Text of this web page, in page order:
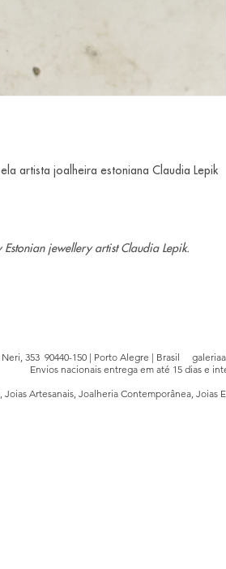
artista joalheira estoniana Claudia Lepik
Estonian jewellery artist Claudia Lepik.
353 90440-150 | Porto Alegre | Brasil
Envios nacionais entrega em até 15 dias e
Joias Artesanais, Joalheria Contemporânea,